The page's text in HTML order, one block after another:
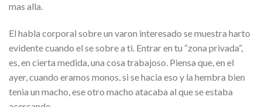
mas alla.
El habla corporal sobre un varon interesado se muestra harto
evidente cuando el se sobre a ti. Entrar en tu “zona privada”,
es, en cierta medida, una cosa trabajoso. Piensa que, en el
ayer, cuando eramos monos, si se hacia eso y la hembra bien
tenia un macho, ese otro macho atacaba al que se estaba